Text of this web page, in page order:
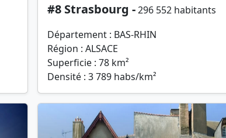
#8 Strasbourg -296 552 habitants
Département : BAS-RHIN
Région : ALSACE
Superficie : 78 km²
Densité : 3 789 habs/km²